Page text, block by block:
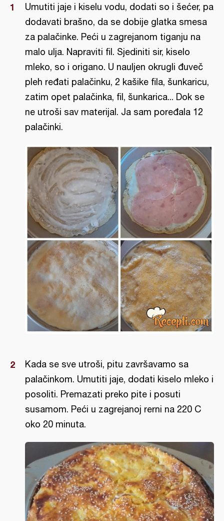
Umutiti jaje i kiselu vodu, dodati so i šećer, pa
dodavati brašno, da se dobije glatka smesa
za palačinke. Peći u zagrejanom tiganju na
malo ulja. Napraviti fil. Sjediniti sir, kiselo
mleko, so i origano. U nauljen okrugli đuveč
pleh ređati palačinku, 2 kašike fila, šunkaricu,
zatim opet palačinka, fil, šunkarica... Dok se
ne utroši sav materijal. Ja sam poređala 12
palačinki.
Kada se sve utroši, pitu završavamo sa
palačinkom. Umutiti jaje, dodati kiselo mleko i
posoliti. Premazati preko pite i posuti
susamom. Peći u zagrejanoj rerni na 220 C
oko 20 minuta.